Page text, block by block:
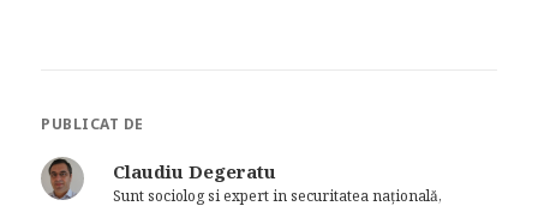
topicurile vor fi…
PUBLICAT DE
Claudiu Degeratu
Sunt sociolog si expert in securitatea națională,